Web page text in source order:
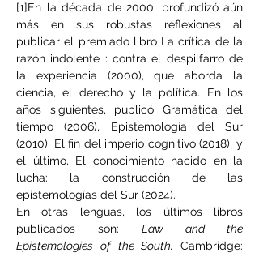
[1]En la década de 2000, profundizó aún
más en sus robustas reflexiones al
publicar el premiado libro La crítica de la
razón indolente : contra el despilfarro de
la experiencia (2000), que aborda la
ciencia, el derecho y la política. En los
años siguientes, publicó Gramática del
tiempo (2006), Epistemología del Sur
(2010), El fin del imperio cognitivo (2018), y
el último, El conocimiento nacido en la
lucha: la construcción de las
epistemologías del Sur (2024).
En otras lenguas, los últimos libros
publicados son: Law and the
Epistemologies of the South. Cambridge: